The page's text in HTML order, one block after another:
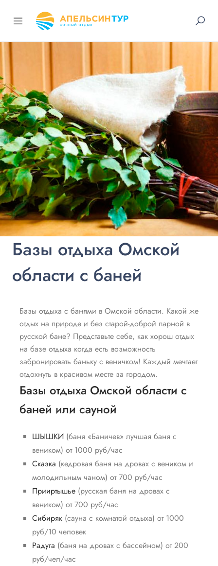
Базы отдыха Омской
области с баней
Базы отдыха с банями в Омской области. Какой же
отдых на природе и без старой-доброй парной в
русской бане? Представьте себе, как хорош отдых
на базе отдыха когда есть возможность
забронировать баньку с веничком! Каждый мечтает
отдохнуть в красивом месте за городом.
Базы отдыха Омской области с
баней или сауной
ШЫШКИ (баня «Баничев» лучшая баня с
веником) от 1000 руб/час
Сказка (кедровая баня на дровах с веником и
молодильным чаном) от 700 руб/час
Прииртышье (русская баня на дровах с
веником) от 700 руб/час
Сибиряк (сауна с комнатой отдыха) от 1000
руб/10 человек
Радуга (баня на дровах с бассейном) от 200
руб/чел/час